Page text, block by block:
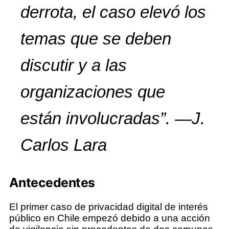
derrota, el caso elevó los
temas que se deben
discutir y a las
organizaciones que
están involucradas”. —J.
Carlos Lara
Antecedentes
El primer caso de privacidad digital de interés
público en Chile empezó debido a una acción